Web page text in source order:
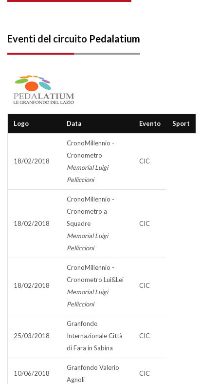
Eventi del circuito Pedalatium
Logo Data Evento Sport
18/02/2018
CronoMillennio -
Cronometro
Memorial Luigi
Pelliccioni
CIC
18/02/2018
CronoMillennio -
Cronometro a
Squadre
Memorial Luigi
Pelliccioni
CIC
18/02/2018
CronoMillennio -
Cronometro Lui&Lei
Memorial Luigi
Pelliccioni
CIC
25/03/2018
Granfondo
Internazionale Città
di Fara in Sabina
CIC
10/06/2018
Granfondo Valerio
Agnoli
CIC